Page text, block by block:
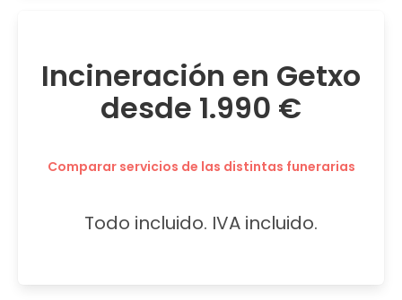
Incineración en Getxo
desde 1.990 €
Comparar servicios de las distintas funerarias
Todo incluido. IVA incluido.